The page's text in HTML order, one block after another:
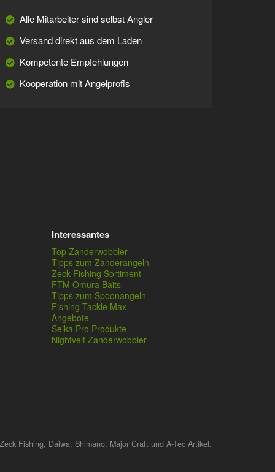
Alle Mitarbeiter sind selbst Angler
Versand direkt aus dem Laden
Kompetente Empfehlungen
Kooperation mit Angelprofis
Interessantes
Top Zanderwobbler
Tipps zum Zanderangeln
Zeck Fishing Sortiment
FTM Omura Baits
Tipps zum Spoonangeln
Fishing Tackle Max
Angebote
Seika Pro Produkte
Nightveit Zanderwobbler
Fishing, Daiwa, Shimano, Major Craft und A-Tec Artikel.